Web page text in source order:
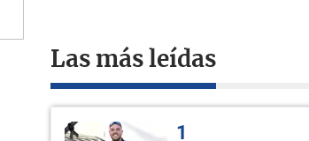
Las más leídas